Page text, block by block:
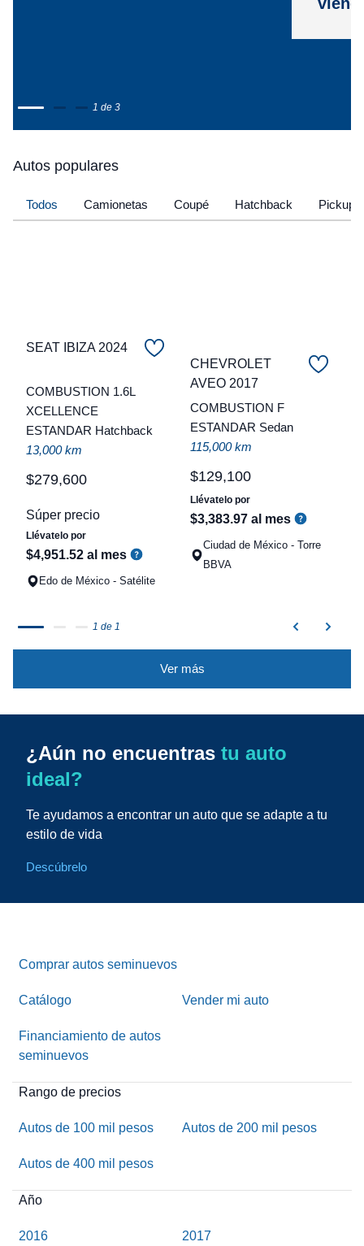
1 de 3
Autos populares
Todos Camionetas Coupé Hatchback Pickup
SEAT IBIZA 2024
COMBUSTION 1.6L
XCELLENCE
ESTANDAR Hatchback
13,000 km
$279,600
Súper precio
Llévatelo por
$4,951.52 al mes
Edo de México - Satélite
CHEVROLET
AVEO 2017
COMBUSTION F
ESTANDAR Sedan
115,000 km
$129,100
Llévatelo por
$3,383.97 al mes
Ciudad de México - Torre
BBVA
1 de 1
Ver más
¿Aún no encuentras tu auto
ideal?
Te ayudamos a encontrar un auto que se adapte a tu
estilo de vida
Descúbrelo
Comprar autos seminuevos
Catálogo Vender mi auto
Financiamiento de autos
seminuevos
Rango de precios
Autos de 100 mil pesos Autos de 200 mil pesos
Autos de 400 mil pesos
Año
2016 2017